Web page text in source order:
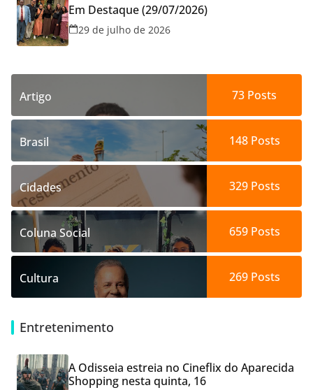
Em Destaque (29/07/2026)
29 de julho de 2026
Artigo 73 Posts
Brasil 148Posts
Cidades 329Posts
Coluna Social 659Posts
Cultura 269Posts
Entretenimento
A Odisseia estreia no Cineflix do Aparecida
Shopping nesta quinta, 16